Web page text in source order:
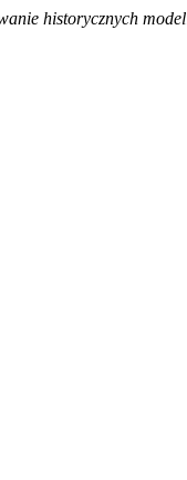
historycznych